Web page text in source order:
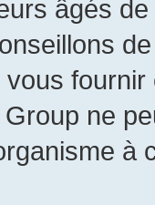
âgés
ne